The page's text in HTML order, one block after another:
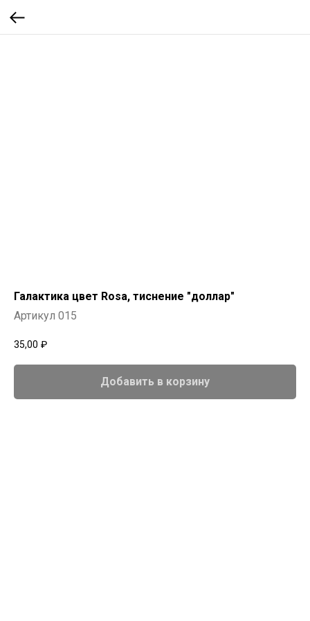
Галактика цвет Rosa, тиснение "доллар"
Артикул 015
35,00 ₽
Добавить в корзину